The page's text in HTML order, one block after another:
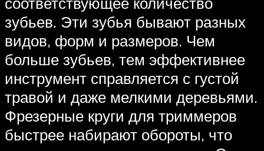
зубьев. Эти зубья бывают разных
видов, форм и размеров. Чем
больше зубьев, тем эффективнее
инструмент справляется с густой
травой и даже мелкими деревьями.
Фрезерные круги для триммеров
быстрее набирают обороты, что